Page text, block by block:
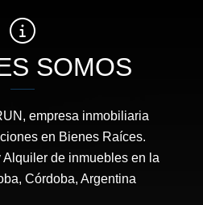
SOMOS
empresa inmobiliaria
en Bienes Raíces.
Alquiler de inmuebles en la
Córdoba, Argentina